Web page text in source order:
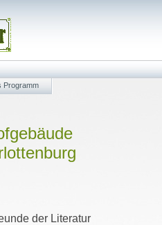
Programm
der Literatur